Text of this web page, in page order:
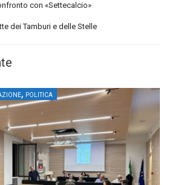
con «Settecalcio»
dei Tamburi e delle Stelle
, POLITICA